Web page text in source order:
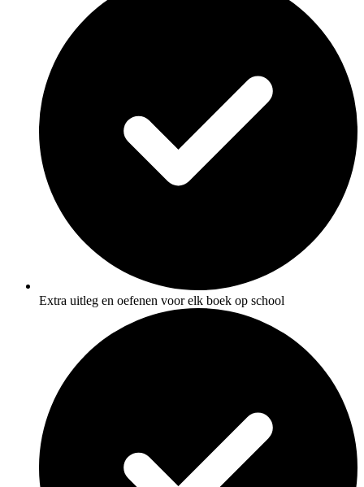
Extra uitleg en oefenen voor elk boek op school